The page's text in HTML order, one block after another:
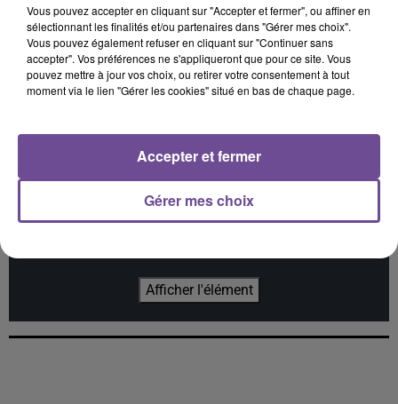
Jeck
Parapluie
TEDDY SWIMS
Mr Know It All
M. POKORA
Trophée
Cet élément est masqué compte-tenu du refus du
dépôt de cookies que vous avez exprimé. Si vous
souhaitez l'afficher, merci de nous donner votre accord
Afficher l'élément
Vous pouvez accepter en cliquant sur "Accepter et fermer", ou affiner en
sélectionnant les finalités et/ou partenaires dans "Gérer mes choix".
Vous pouvez également refuser en cliquant sur "Continuer sans
accepter". Vos préférences ne s'appliqueront que pour ce site. Vous
pouvez mettre à jour vos choix, ou retirer votre consentement à tout
moment via le lien "Gérer les cookies" situé en bas de chaque page.
Gérer mes choix
Accepter et fermer